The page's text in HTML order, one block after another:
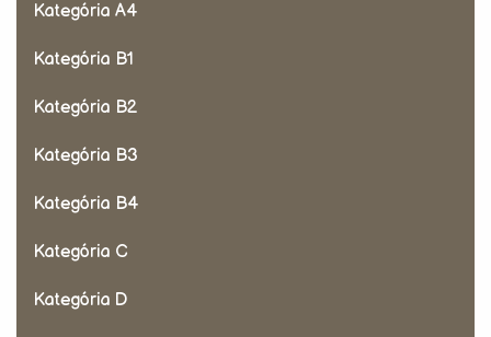
Kategória A4
Kategória B1
Kategória B2
Kategória B3
Kategória B4
Kategória C
Kategória D